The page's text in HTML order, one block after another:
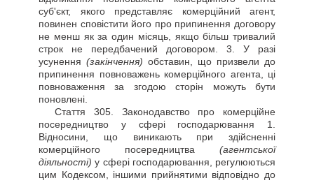
суб'єкт, якого представляє комерційний агент,
повинен сповістити його про припинення договору
не менш як за один місяць, якщо більш тривалий
строк не передбачений договором. 3. У разі
усунення (закінчення) обставин, що призвели до
припинення повноважень комерційного агента, ці
повноваження за згодою сторін можуть бути
поновлені.
Стаття 305. Законодавство про комерційне
посередництво у сфері господарювання 1.
Відносини, що виникають при здійсненні
комерційного посередництва (агентської
діяльності) у сфері господарювання, регулюються
цим Кодексом, іншими прийнятими відповідно до